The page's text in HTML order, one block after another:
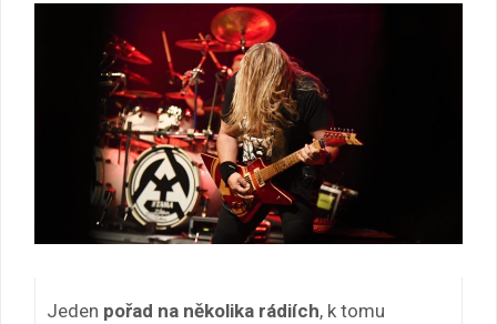
Jeden pořad na několika rádiích, k tomu